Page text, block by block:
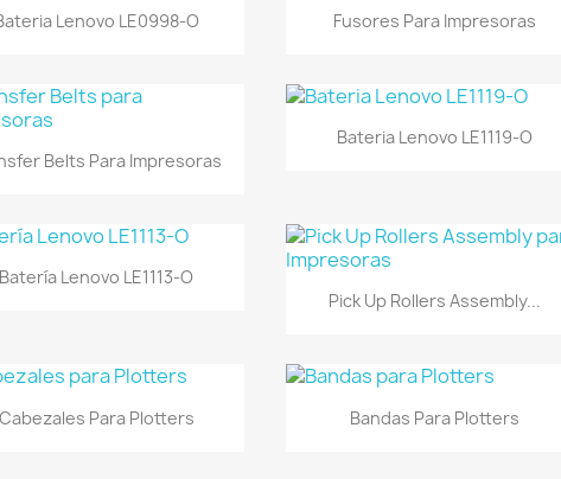
Vista rápida
Lenovo LE0998-O Vista rápida
Fusores Para Impresoras
Vista rápida
Belts Para Impresoras
Vista rápida
Bateria Lenovo LE1119-O
Vista rápida
Batería Lenovo LE1113-O
Vista rápida
Pick Up Rollers Assembly...
Vista rápida
Para Plotters Vista rápida
Bandas Para Plotters